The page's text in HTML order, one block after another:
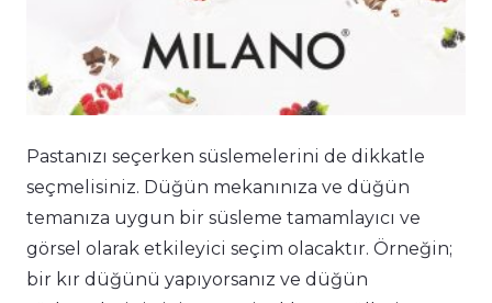
Pastanızı seçerken süslemelerini de dikkatle
seçmelisiniz. Düğün mekanınıza ve düğün
temanıza uygun bir süsleme tamamlayıcı ve
görsel olarak etkileyici seçim olacaktır. Örneğin;
bir kır düğünü yapıyorsanız ve düğün